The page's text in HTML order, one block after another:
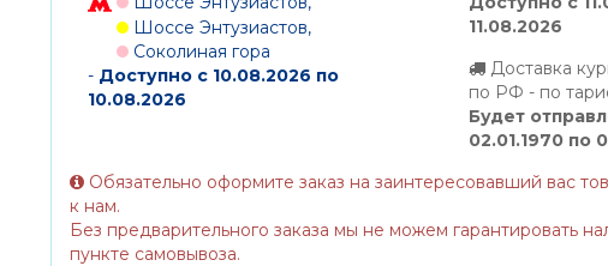
Шоссе Энтузиастов,
Соколиная гора
- Доступно с 10.08.2026 по
10.08.2026
11.08.2026
Доставка
по РФ - по
Будет
02.01.1970 по
Обязательно оформите заказ на заинтересовавший вас
к нам.
Без предварительного заказа мы не можем гарантировать
пункте самовывоза.